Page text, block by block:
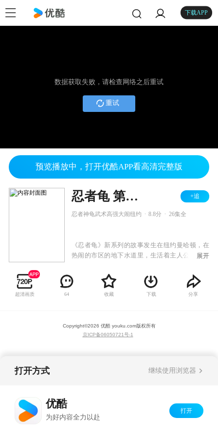
下载APP
数据获取失败，请检查网络之后重试
重试
预览播放中，打开优酷APP看高清完整版
忍者龟 第一季 +追
忍者神龟武术高强大闹纽约 8.8分 26集全
《忍者龟》新系列的故事发生在纽约曼哈顿，在
热闹的市区的地下水道里，生活着主人公：四只
师斯普林特。某一天，作为人类的斯普林特不幸
遭受了一种神奇绿色物质的辐射，变异成了一只
老鼠，而他随身携带的四只宠物龟也开始发生了
展开
超清画质 64 收藏 下载 分享
Copyright©2026 优酷 youku.com版权所有
京ICP备06050721号-1
打开方式 继续使用浏览器
优酷
为好内容全力以赴
打开